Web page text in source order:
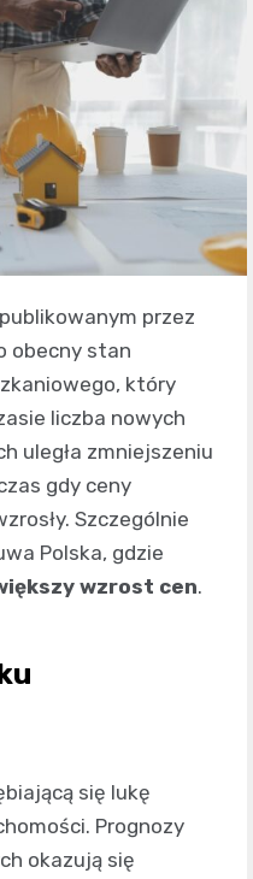
przez
obecny stan
który
liczba nowych
uległa zmniejszeniu
gdy ceny
Szczególnie
Polska, gdzie
wzrost cen.
się lukę
Prognozy
okazują się